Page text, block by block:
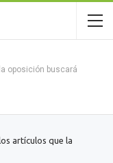
oposición buscará
artículos que la